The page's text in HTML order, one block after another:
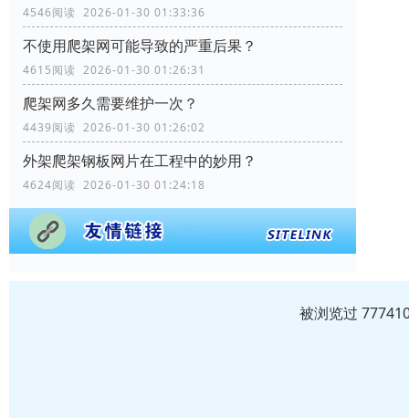
4546阅读 2026-01-30 01:33:36
不使用爬架网可能导致的严重后果？
4615阅读 2026-01-30 01:26:31
爬架网多久需要维护一次？
4439阅读 2026-01-30 01:26:02
外架爬架钢板网片在工程中的妙用？
4624阅读 2026-01-30 01:24:18
被浏览过